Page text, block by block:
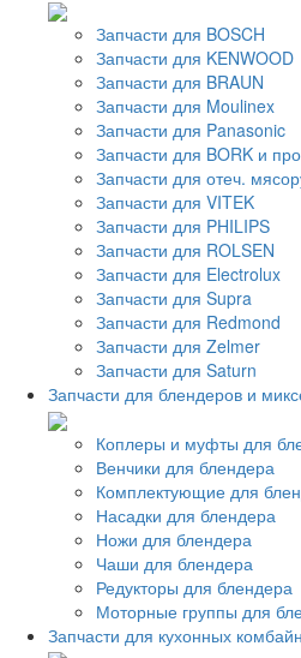
Запчасти для BOSCH
Запчасти для KENWOOD
Запчасти для BRAUN
Запчасти для Moulinex
Запчасти для Panasonic
Запчасти для BORK и
Запчасти для отеч.
Запчасти для VITEK
Запчасти для PHILIPS
Запчасти для ROLSEN
Запчасти для Electrolux
Запчасти для Supra
Запчасти для Redmond
Запчасти для Zelmer
Запчасти для Saturn
Запчасти для блендеров и
Коплеры и муфты для
Венчики для блендера
Комплектующие для
Насадки для блендера
Ножи для блендера
Чаши для блендера
Редукторы для блендера
Моторные группы для
Запчасти для кухонных